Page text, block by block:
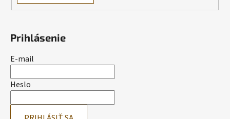
Prihlásenie
E-mail
Heslo